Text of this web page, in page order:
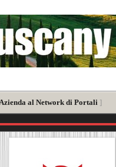
al Network di Portali ]